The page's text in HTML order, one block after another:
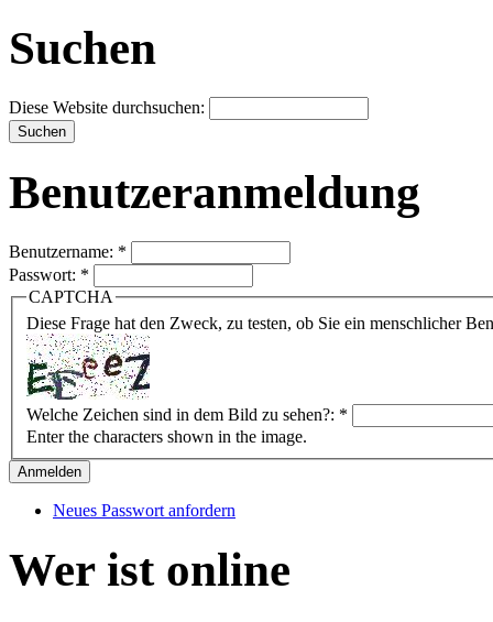
Suchen
Diese Website durchsuchen:
Benutzeranmeldung
Benutzername: *
Passwort: *
CAPTCHA
Diese Frage hat den Zweck, zu testen, ob Sie ein menschlicher
Welche Zeichen sind in dem Bild zu sehen?: *
Enter the characters shown in the image.
Neues Passwort anfordern
Wer ist online